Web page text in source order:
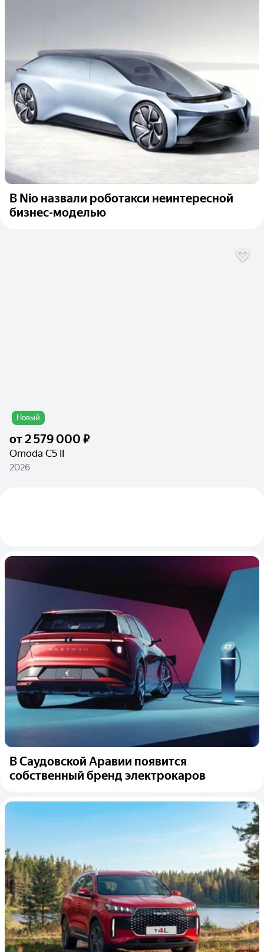
В Nio назвали роботакси неинтересной
бизнес-моделью
Новый
от2 579 000 ₽
Omoda C5 II
2026
В Саудовской Аравии появится
собственный бренд электрокаров